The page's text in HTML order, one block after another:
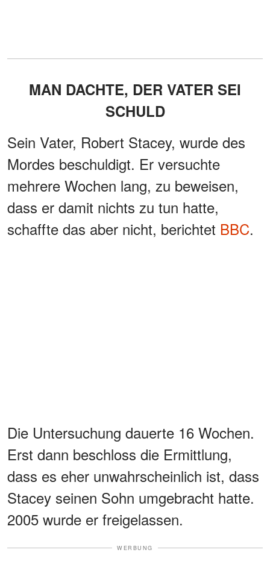
MAN DACHTE, DER VATER SEI
SCHULD
Sein Vater, Robert Stacey, wurde des
Mordes beschuldigt. Er versuchte
mehrere Wochen lang, zu beweisen,
dass er damit nichts zu tun hatte,
schaffte das aber nicht, berichtet BBC.
Die Untersuchung dauerte 16 Wochen.
Erst dann beschloss die Ermittlung,
dass es eher unwahrscheinlich ist, dass
Stacey seinen Sohn umgebracht hatte.
2005 wurde er freigelassen.
WERBUNG